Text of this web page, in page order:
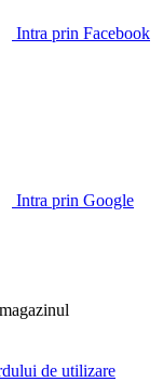
Intra prin Facebook
Intra prin Google
de utilizare